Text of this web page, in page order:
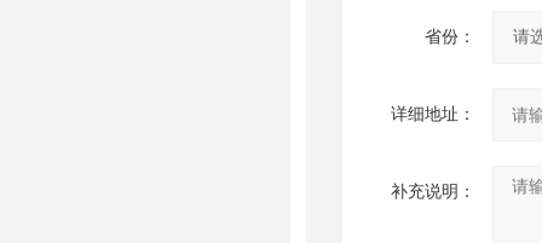
省份：
详细地址：
补充说明：